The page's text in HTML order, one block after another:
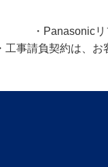
・Panasonic
・工事請負契約は、